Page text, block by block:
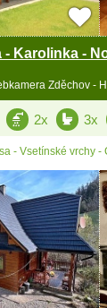
- Karolinka -
Zděchov -
2x 3x
- Vsetínské vrchy -